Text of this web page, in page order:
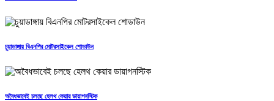
চুয়াডাঙ্গায় বিএনপির মোটরসাইকেল শোডাউন
অবৈধভাবেই চলছে হেলথ কেয়ার ডায়াগনস্টিক